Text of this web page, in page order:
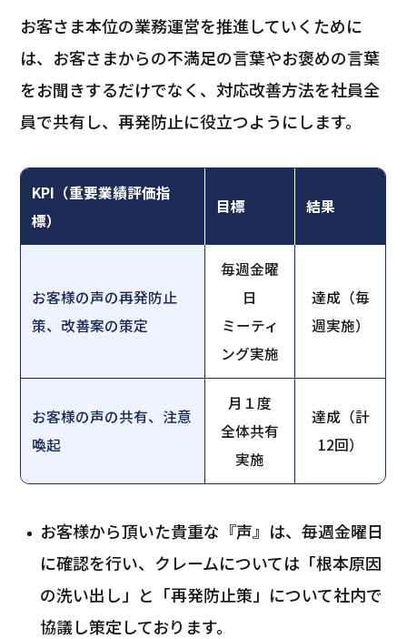
お客さま本位の業務運営を推進していくために
は、お客さまからの不満足の言葉やお褒めの言葉
をお聞きするだけでなく、対応改善方法を社員全
員で共有し、再発防止に役立つようにします。
KPI（重要業績評価指
標）
目標 結果
お客様の声の再発防止
策、改善案の策定
毎週金曜
日
ミーティ
ング実施
達成（毎
週実施）
お客様の声の共有、注意
喚起
月１度
全体共有
実施
達成（計
12回）
お客様から頂いた貴重な『声』は、毎週金曜日
に確認を行い、クレームについては「根本原因
の洗い出し」と「再発防止策」について社内で
協議し策定しております。